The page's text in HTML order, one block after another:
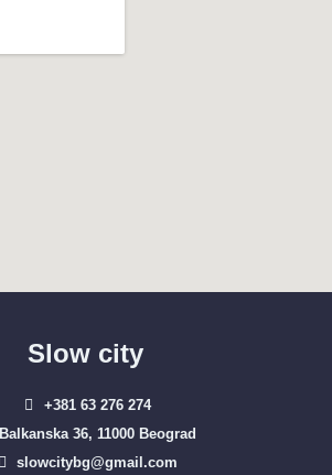
Slow city
+381 63 276 274​
Balkanska 36, 11000 Beograd​
slowcitybg@gmail.com